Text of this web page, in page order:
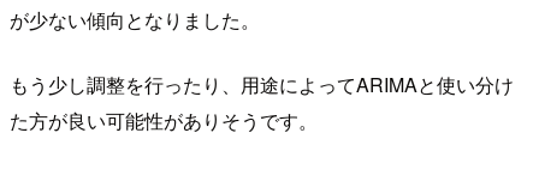
が少ない傾向となりました。
もう少し調整を行ったり、用途によってARIMAと使い分け
た方が良い可能性がありそうです。